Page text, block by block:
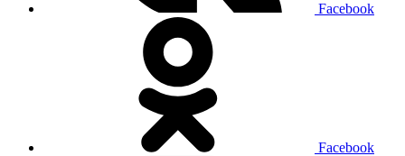
Facebook
Facebook